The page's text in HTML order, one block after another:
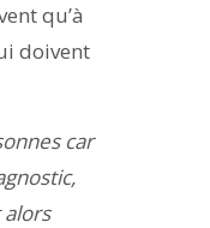
qu’à
doivent
car
alors